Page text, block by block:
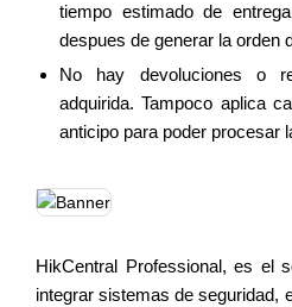
tiempo estimado de
despues de generar la orden
No hay devoluciones o
adquirida. Tampoco aplica
anticipo para poder procesar
HikCentral Professional, es el
integrar sistemas de seguridad,